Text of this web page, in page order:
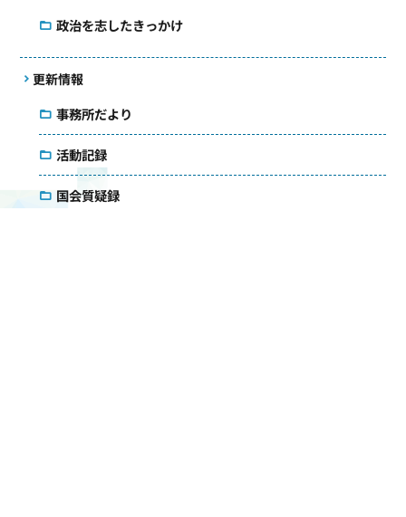
政治を志したきっかけ
更新情報
事務所だより
活動記録
国会質疑録